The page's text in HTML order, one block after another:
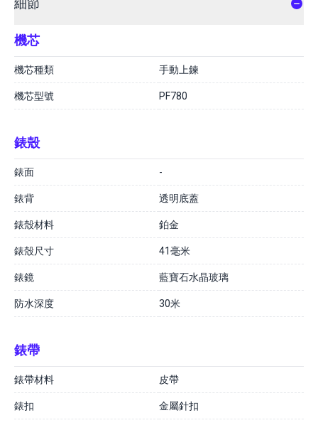
細節
機芯
機芯種類 手動上鍊
機芯型號 PF780
錶殼
錶面 -
錶背 透明底蓋
錶殼材料 鉑金
錶殼尺寸 41毫米
錶鏡 藍寶石水晶玻璃
防水深度 30米
錶帶
錶帶材料 皮帶
錶扣 金屬針扣